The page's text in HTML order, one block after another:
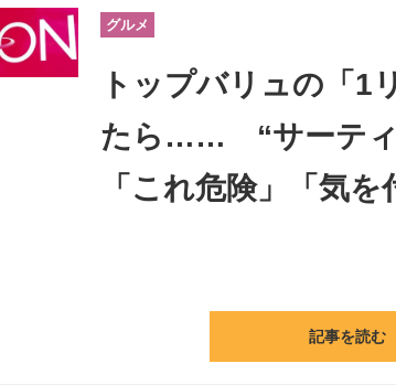
ビジネスと働き方のヒント
グルメ
トップバリュの「
たら…… “サーティ
「これ危険」「気を
記事を読む